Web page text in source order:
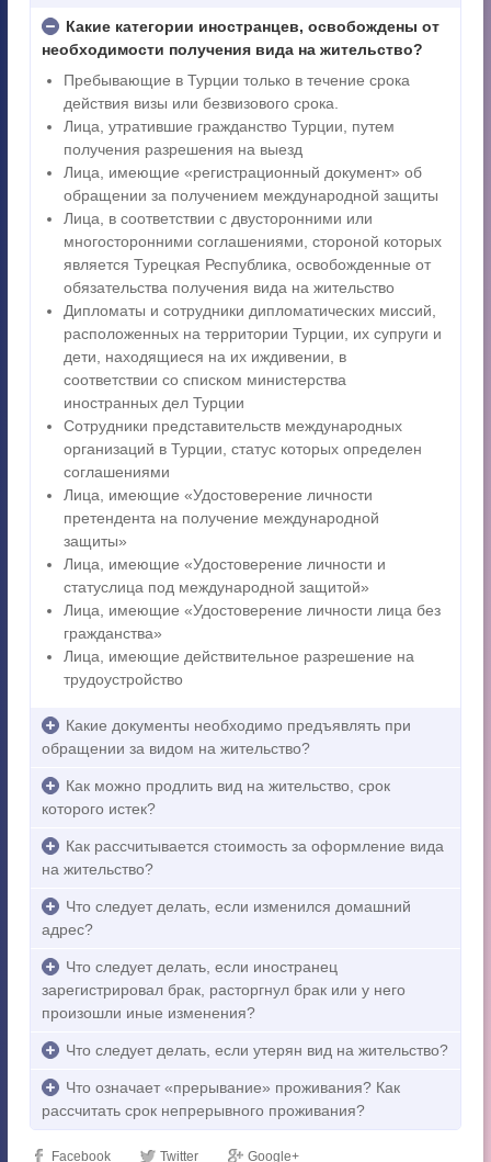
Какие категории иностранцев, освобождены от
необходимости получения вида на жительство?
Пребывающие в Турции только в течение срока
действия визы или безвизового срока.
Лица, утратившие гражданство Турции, путем
получения разрешения на выезд
Лица, имеющие «регистрационный документ» об
обращении за получением международной защиты
Лица, в соответствии с двусторонними или
многосторонними соглашениями, стороной которых
является Турецкая Республика, освобожденные от
обязательства получения вида на жительство
Дипломаты и сотрудники дипломатических миссий,
расположенных на территории Турции, их супруги и
дети, находящиеся на их иждивении, в
соответствии со списком министерства
иностранных дел Турции
Сотрудники представительств международных
организаций в Турции, статус которых определен
соглашениями
Лица, имеющие «Удостоверение личности
претендента на получение международной
защиты»
Лица, имеющие «Удостоверение личности и
статуслица под международной защитой»
Лица, имеющие «Удостоверение личности лица без
гражданства»
Лица, имеющие действительное разрешение на
трудоустройство
Какие документы необходимо предъявлять при
обращении за видом на жительство?
Как можно продлить вид на жительство, срок
которого истек?
Как рассчитывается стоимость за оформление вида
на жительство?
Что следует делать, если изменился домашний
адрес?
Что следует делать, если иностранец
зарегистрировал брак, расторгнул брак или у него
произошли иные изменения?
Что следует делать, если утерян вид на жительство?
Что означает «прерывание» проживания? Как
рассчитать срок непрерывного проживания?
Facebook Twitter Google+